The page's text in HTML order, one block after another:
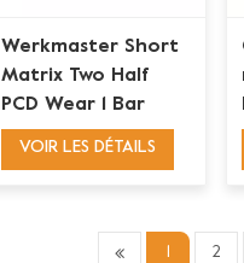
Werkmaster Short
Matrix Two Half
PCD Wear 1 Bar
Chaussure de
VOIR LES DÉTAILS
2